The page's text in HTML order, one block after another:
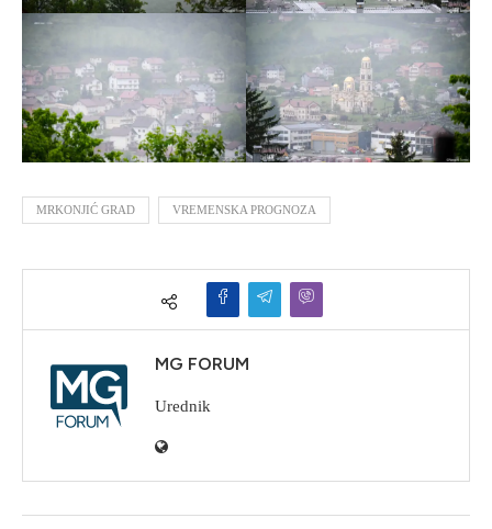
MRKONJIĆ GRAD VREMENSKA PROGNOZA
MG FORUM
Urednik